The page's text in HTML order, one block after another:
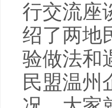
行交流座
绍了两地
验做法和
民盟温州